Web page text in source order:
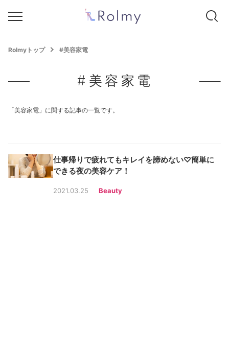
Rolmyトップ #美容家電
#美容家電
「美容家電」に関する記事の一覧です。
仕事帰りで疲れてもキレイを諦めない♡簡単に
できる夜の美容ケア！
2021.03.25 Beauty